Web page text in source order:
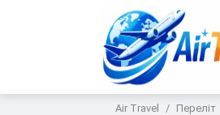
Air Travel Переліт